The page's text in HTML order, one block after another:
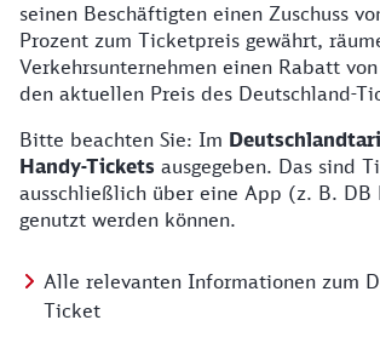
seinen Beschäftigten einen Zuschuss
Prozent zum Ticketpreis gewährt,
Verkehrsunternehmen einen Rabatt
den aktuellen Preis des Deutschland-
Bitte beachten Sie: Im
Handy-Tickets ausgegeben. Das sind
ausschließlich über eine App (z. B. DB
genutzt werden können.
Alle relevanten Informationen zum
Ticket